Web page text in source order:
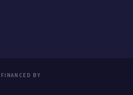
FINANCED BY